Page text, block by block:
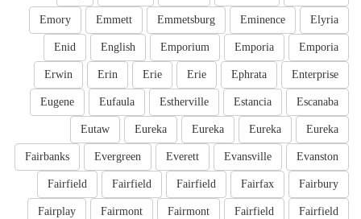
Elyria
Eminence
Emmetsburg
Emmett
Emory
Emporia
Emporia
Emporium
English
Enid
Enterprise
Ephrata
Erie
Erie
Erin
Erwin
Escanaba
Estancia
Estherville
Eufaula
Eugene
Eureka
Eureka
Eureka
Eureka
Eutaw
Evanston
Evansville
Everett
Evergreen
Fairbanks
Fairbury
Fairfax
Fairfield
Fairfield
Fairfield
Fairfield
Fairfield
Fairmont
Fairmont
Fairplay